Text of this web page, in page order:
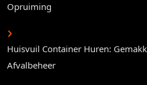
Opruiming
Huisvuil Container Huren:
Afvalbeheer